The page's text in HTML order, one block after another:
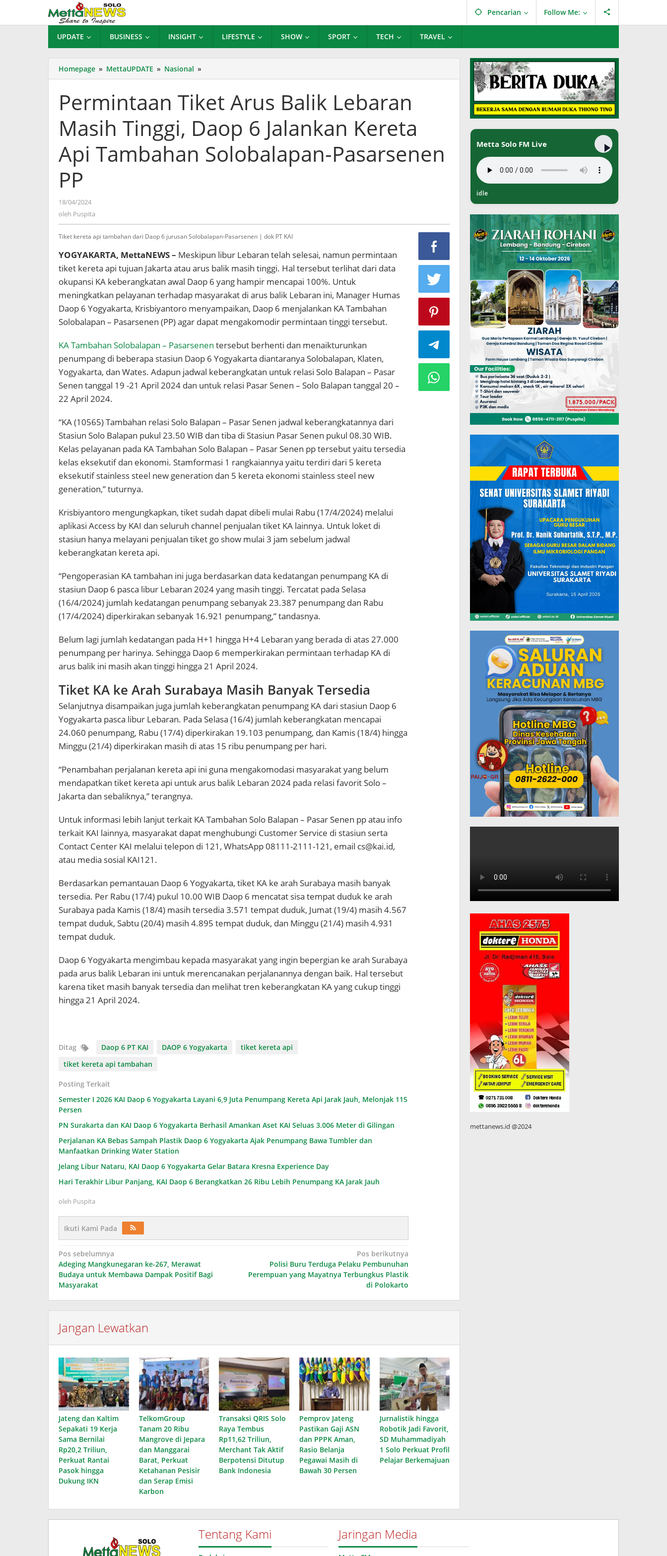
konten
Pencarian Follow Me:
UPDATE BUSINESS INSIGHT LIFESTYLE SHOW SPORT TECH TRAVEL
Homepage » MettaUPDATE » Nasional »
Tiket
Balik
Lebaran
Masih
Tinggi,
6
Jalankan
PP
Permintaan Tiket Arus Balik Lebaran
Masih Tinggi, Daop 6 Jalankan Kereta
Api Tambahan Solobalapan-Pasarsenen
PP
18/04/2024
oleh Puspita
Tiket kereta api tambahan dari Daop 6 jurusan Solobalapan-Pasarsenen | dok PT KAI
YOGYAKARTA, MettaNEWS – Meskipun libur Lebaran telah selesai, namun permintaan
tiket kereta api tujuan Jakarta atau arus balik masih tinggi. Hal tersebut terlihat dari data
okupansi KA keberangkatan awal Daop 6 yang hampir mencapai 100%. Untuk
meningkatkan pelayanan terhadap masyarakat di arus balik Lebaran ini, Manager Humas
Daop 6 Yogyakarta, Krisbiyantoro menyampaikan, Daop 6 menjalankan KA Tambahan
Solobalapan – Pasarsenen (PP) agar dapat mengakomodir permintaan tinggi tersebut.
KA Tambahan Solobalapan – Pasarsenen tersebut berhenti dan menaikturunkan
penumpang di beberapa stasiun Daop 6 Yogyakarta diantaranya Solobalapan, Klaten,
Yogyakarta, dan Wates. Adapun jadwal keberangkatan untuk relasi Solo Balapan – Pasar
Senen tanggal 19 -21 April 2024 dan untuk relasi Pasar Senen – Solo Balapan tanggal 20 –
22 April 2024.
“KA (10565) Tambahan relasi Solo Balapan – Pasar Senen jadwal keberangkatannya dari
Stasiun Solo Balapan pukul 23.50 WIB dan tiba di Stasiun Pasar Senen pukul 08.30 WIB.
Kelas pelayanan pada KA Tambahan Solo Balapan – Pasar Senen pp tersebut yaitu tersedia
kelas eksekutif dan ekonomi. Stamformasi 1 rangkaiannya yaitu terdiri dari 5 kereta
eksekutif stainless steel new generation dan 5 kereta ekonomi stainless steel new
generation,” tuturnya.
Krisbiyantoro mengungkapkan, tiket sudah dapat dibeli mulai Rabu (17/4/2024) melalui
aplikasi Access by KAI dan seluruh channel penjualan tiket KA lainnya. Untuk loket di
stasiun hanya melayani penjualan tiket go show mulai 3 jam sebelum jadwal
keberangkatan kereta api.
“Pengoperasian KA tambahan ini juga berdasarkan data kedatangan penumpang KA di
stasiun Daop 6 pasca libur Lebaran 2024 yang masih tinggi. Tercatat pada Selasa
(16/4/2024) jumlah kedatangan penumpang sebanyak 23.387 penumpang dan Rabu
(17/4/2024) diperkirakan sebanyak 16.921 penumpang,” tandasnya.
Belum lagi jumlah kedatangan pada H+1 hingga H+4 Lebaran yang berada di atas 27.000
penumpang per harinya. Sehingga Daop 6 memperkirakan permintaan terhadap KA di
arus balik ini masih akan tinggi hingga 21 April 2024.
Tiket KA ke Arah Surabaya Masih Banyak Tersedia
Selanjutnya disampaikan juga jumlah keberangkatan penumpang KA dari stasiun Daop 6
Yogyakarta pasca libur Lebaran. Pada Selasa (16/4) jumlah keberangkatan mencapai
24.060 penumpang, Rabu (17/4) diperkirakan 19.103 penumpang, dan Kamis (18/4) hingga
Minggu (21/4) diperkirakan masih di atas 15 ribu penumpang per hari.
“Penambahan perjalanan kereta api ini guna mengakomodasi masyarakat yang belum
mendapatkan tiket kereta api untuk arus balik Lebaran 2024 pada relasi favorit Solo –
Jakarta dan sebaliknya,” terangnya.
Untuk informasi lebih lanjut terkait KA Tambahan Solo Balapan – Pasar Senen pp atau info
terkait KAI lainnya, masyarakat dapat menghubungi Customer Service di stasiun serta
Contact Center KAI melalui telepon di 121, WhatsApp 08111-2111-121, email cs@kai.id,
atau media sosial KAI121.
Berdasarkan pemantauan Daop 6 Yogyakarta, tiket KA ke arah Surabaya masih banyak
tersedia. Per Rabu (17/4) pukul 10.00 WIB Daop 6 mencatat sisa tempat duduk ke arah
Surabaya pada Kamis (18/4) masih tersedia 3.571 tempat duduk, Jumat (19/4) masih 4.567
tempat duduk, Sabtu (20/4) masih 4.895 tempat duduk, dan Minggu (21/4) masih 4.931
tempat duduk.
Daop 6 Yogyakarta mengimbau kepada masyarakat yang ingin bepergian ke arah Surabaya
pada arus balik Lebaran ini untuk merencanakan perjalanannya dengan baik. Hal tersebut
karena tiket masih banyak tersedia dan melihat tren keberangkatan KA yang cukup tinggi
hingga 21 April 2024.
Ditag Daop 6 PT KAI DAOP 6 Yogyakarta
tiket kereta api
tiket kereta api tambahan
Posting Terkait
Semester I 2026 KAI Daop 6 Yogyakarta Layani 6,9 Juta Penumpang Kereta Api Jarak Jauh, Melonjak 115
Persen
PN Surakarta dan KAI Daop 6 Yogyakarta Berhasil Amankan Aset KAI Seluas 3.006 Meter di Gilingan
Perjalanan KA Bebas Sampah Plastik Daop 6 Yogyakarta Ajak Penumpang Bawa Tumbler dan
Manfaatkan Drinking Water Station
Jelang Libur Nataru, KAI Daop 6 Yogyakarta Gelar Batara Kresna Experience Day
Hari Terakhir Libur Panjang, KAI Daop 6 Berangkatkan 26 Ribu Lebih Penumpang KA Jarak Jauh
oleh Puspita
Ikuti Kami Pada
Navigasi
pos
Pos sebelumnya
Adeging Mangkunegaran ke-267, Merawat
Budaya untuk Membawa Dampak Positif Bagi
Masyarakat
Pos berikutnya
Polisi Buru Terduga Pelaku Pembunuhan
Perempuan yang Mayatnya Terbungkus Plastik
di Polokarto
Jangan Lewatkan
Jateng dan Kaltim
Sepakati 19 Kerja
Sama Bernilai
Rp20,2 Triliun,
Perkuat Rantai
Pasok hingga
Dukung IKN
TelkomGroup
Tanam 20 Ribu
Mangrove di Jepara
dan Manggarai
Barat, Perkuat
Ketahanan Pesisir
dan Serap Emisi
Karbon
Transaksi QRIS Solo
Raya Tembus
Rp11,62 Triliun,
Merchant Tak Aktif
Berpotensi Ditutup
Bank Indonesia
Pemprov Jateng
Pastikan Gaji ASN
dan PPPK Aman,
Rasio Belanja
Pegawai Masih di
Bawah 30 Persen
Jurnalistik hingga
Robotik Jadi Favorit,
SD Muhammadiyah
1 Solo Perkuat Profil
Pelajar Berkemajuan
Metta Solo FM Live
idle
mettanews.id @2024
Tentang Kami Jaringan Media